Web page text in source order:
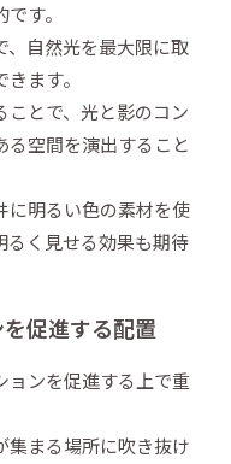
す。
、自然光を最大限に取
ます。
ことで、光と影のコン
る空間を演出すること
に明るい色の素材を使
るく見せる効果も期待
促進する配置
ョンを促進する上で重
集まる場所に吹き抜け